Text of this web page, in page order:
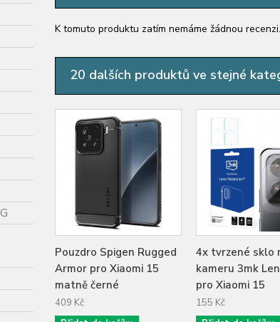
K tomuto produktu zatím nemáme žádnou recenzi.
20 dalších produktů ve stejné
Pouzdro Spigen Rugged
Armor pro Xiaomi 15
matně černé
409 Kč
4x tvrzené sklo
kameru 3mk
pro Xiaomi 15
155 Kč